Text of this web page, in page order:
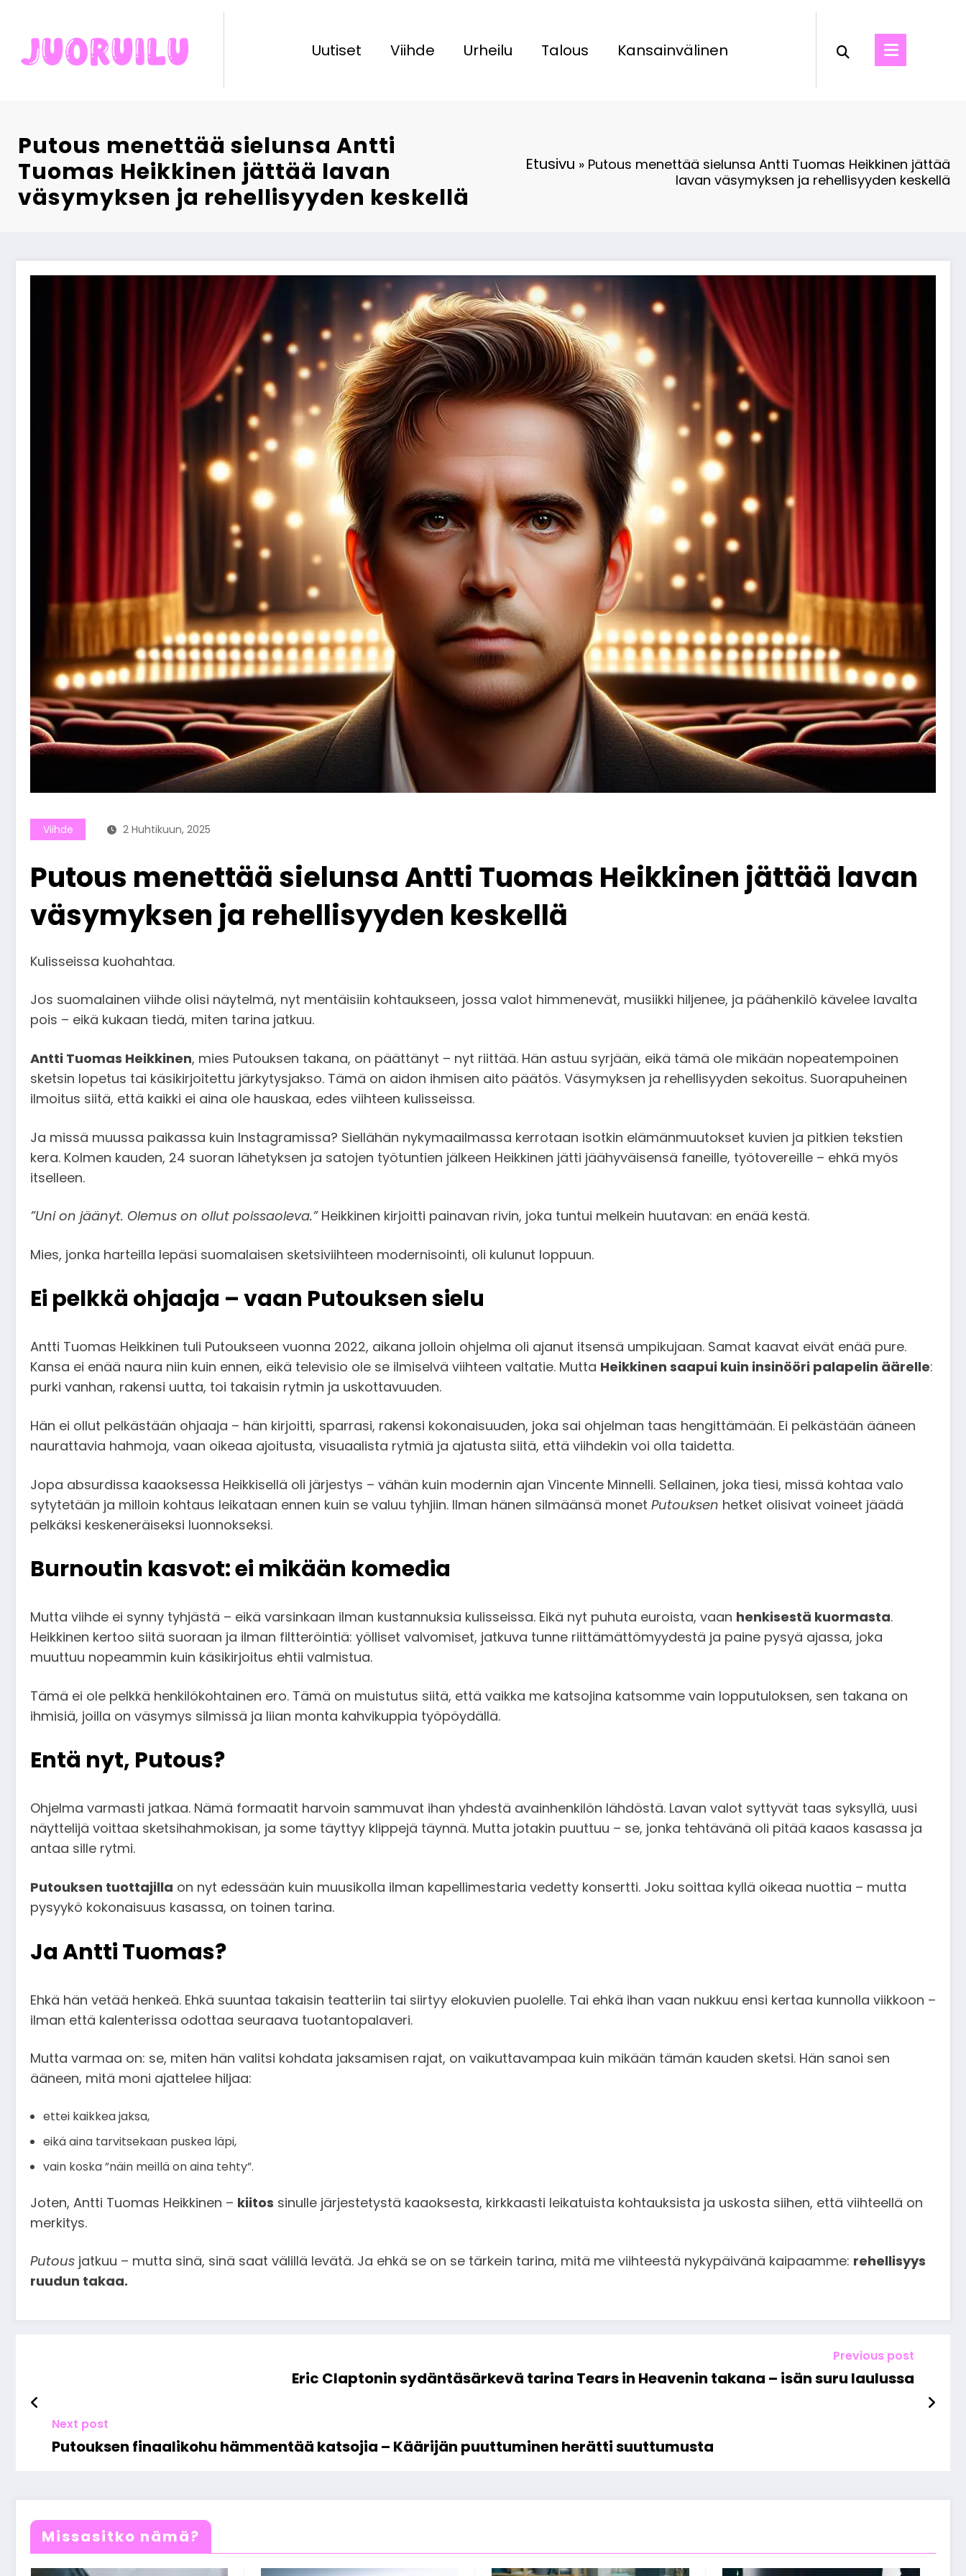
content
Uutiset Viihde Urheilu Talous Kansainvälinen
Putous menettää sielunsa Antti
Tuomas Heikkinen jättää lavan
väsymyksen ja rehellisyyden keskellä
Etusivu » Putous menettää sielunsa Antti Tuomas Heikkinen jättää
lavan väsymyksen ja rehellisyyden keskellä
Viihde 2 Huhtikuun, 2025
Putous menettää sielunsa Antti Tuomas Heikkinen jättää lavan
väsymyksen ja rehellisyyden keskellä
Kulisseissa kuohahtaa.
Jos suomalainen viihde olisi näytelmä, nyt mentäisiin kohtaukseen, jossa valot himmenevät, musiikki hiljenee, ja päähenkilö kävelee lavalta
pois – eikä kukaan tiedä, miten tarina jatkuu.
Antti Tuomas Heikkinen, mies Putouksen takana, on päättänyt – nyt riittää. Hän astuu syrjään, eikä tämä ole mikään nopeatempoinen
sketsin lopetus tai käsikirjoitettu järkytysjakso. Tämä on aidon ihmisen aito päätös. Väsymyksen ja rehellisyyden sekoitus. Suorapuheinen
ilmoitus siitä, että kaikki ei aina ole hauskaa, edes viihteen kulisseissa.
Ja missä muussa paikassa kuin Instagramissa? Siellähän nykymaailmassa kerrotaan isotkin elämänmuutokset kuvien ja pitkien tekstien
kera. Kolmen kauden, 24 suoran lähetyksen ja satojen työtuntien jälkeen Heikkinen jätti jäähyväisensä faneille, työtovereille – ehkä myös
itselleen.
”Uni on jäänyt. Olemus on ollut poissaoleva.”Heikkinen kirjoitti painavan rivin, joka tuntui melkein huutavan: en enää kestä.
Mies, jonka harteilla lepäsi suomalaisen sketsiviihteen modernisointi, oli kulunut loppuun.
Ei pelkkä ohjaaja – vaan Putouksen sielu
Antti Tuomas Heikkinen tuli Putoukseen vuonna 2022, aikana jolloin ohjelma oli ajanut itsensä umpikujaan. Samat kaavat eivät enää pure.
Kansa ei enää naura niin kuin ennen, eikä televisio ole se ilmiselvä viihteen valtatie. Mutta Heikkinen saapui kuin insinööri palapelin äärelle:
purki vanhan, rakensi uutta, toi takaisin rytmin ja uskottavuuden.
Hän ei ollut pelkästään ohjaaja – hän kirjoitti, sparrasi, rakensi kokonaisuuden, joka sai ohjelman taas hengittämään. Ei pelkästään ääneen
naurattavia hahmoja, vaan oikeaa ajoitusta, visuaalista rytmiä ja ajatusta siitä, että viihdekin voi olla taidetta.
Jopa absurdissa kaaoksessa Heikkisellä oli järjestys – vähän kuin modernin ajan Vincente Minnelli. Sellainen, joka tiesi, missä kohtaa valo
sytytetään ja milloin kohtaus leikataan ennen kuin se valuu tyhjiin. Ilman hänen silmäänsä monet Putouksen hetket olisivat voineet jäädä
pelkäksi keskeneräiseksi luonnokseksi.
Burnoutin kasvot: ei mikään komedia
Mutta viihde ei synny tyhjästä – eikä varsinkaan ilman kustannuksia kulisseissa. Eikä nyt puhuta euroista, vaan henkisestä kuormasta.
Heikkinen kertoo siitä suoraan ja ilman filtteröintiä: yölliset valvomiset, jatkuva tunne riittämättömyydestä ja paine pysyä ajassa, joka
muuttuu nopeammin kuin käsikirjoitus ehtii valmistua.
Tämä ei ole pelkkä henkilökohtainen ero. Tämä on muistutus siitä, että vaikka me katsojina katsomme vain lopputuloksen, sen takana on
ihmisiä, joilla on väsymys silmissä ja liian monta kahvikuppia työpöydällä.
Entä nyt, Putous?
Ohjelma varmasti jatkaa. Nämä formaatit harvoin sammuvat ihan yhdestä avainhenkilön lähdöstä. Lavan valot syttyvät taas syksyllä, uusi
näyttelijä voittaa sketsihahmokisan, ja some täyttyy klippejä täynnä. Mutta jotakin puuttuu – se, jonka tehtävänä oli pitää kaaos kasassa ja
antaa sille rytmi.
Putouksen tuottajilla on nyt edessään kuin muusikolla ilman kapellimestaria vedetty konsertti. Joku soittaa kyllä oikeaa nuottia – mutta
pysyykö kokonaisuus kasassa, on toinen tarina.
Ja Antti Tuomas?
Ehkä hän vetää henkeä. Ehkä suuntaa takaisin teatteriin tai siirtyy elokuvien puolelle. Tai ehkä ihan vaan nukkuu ensi kertaa kunnolla viikkoon –
ilman että kalenterissa odottaa seuraava tuotantopalaveri.
Mutta varmaa on: se, miten hän valitsi kohdata jaksamisen rajat, on vaikuttavampaa kuin mikään tämän kauden sketsi. Hän sanoi sen
ääneen, mitä moni ajattelee hiljaa:
ettei kaikkea jaksa,
eikä aina tarvitsekaan puskea läpi,
vain koska ”näin meillä on aina tehty”.
Joten, Antti Tuomas Heikkinen – kiitos sinulle järjestetystä kaaoksesta, kirkkaasti leikatuista kohtauksista ja uskosta siihen, että viihteellä on
merkitys.
Putous jatkuu – mutta sinä, sinä saat välillä levätä. Ja ehkä se on se tärkein tarina, mitä me viihteestä nykypäivänä kaipaamme: rehellisyys
ruudun takaa.
Previous post
Eric Claptonin sydäntäsärkevä tarina Tears in Heavenin takana – isän suru laulussa
Next post
Putouksen finaalikohu hämmentää katsojia – Käärijän puuttuminen herätti suuttumusta
Missasitko nämä?